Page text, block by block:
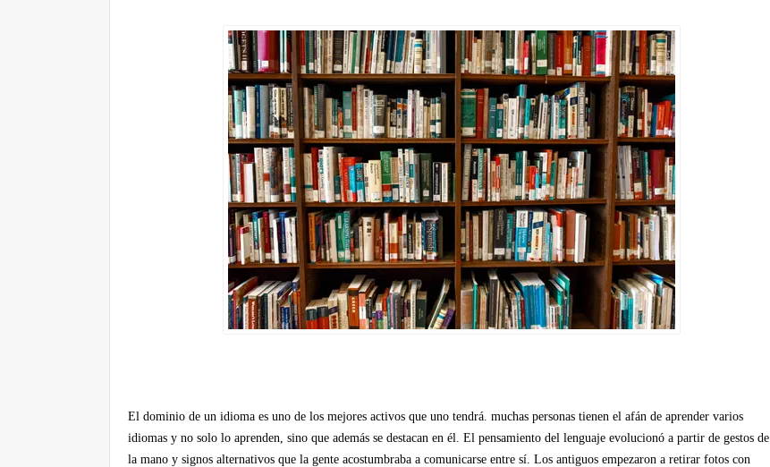
El dominio de un idioma es uno de los mejores activos que uno tendrá. muchas personas tienen el afán de aprender varios
idiomas y no solo lo aprenden, sino que además se destacan en él. El pensamiento del lenguaje evolucionó a partir de gestos de
la mano y signos alternativos que la gente acostumbraba a comunicarse entre sí. Los antiguos empezaron a retirar fotos con